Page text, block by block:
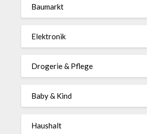
Baumarkt
Elektronik
Drogerie & Pflege
Baby & Kind
Haushalt